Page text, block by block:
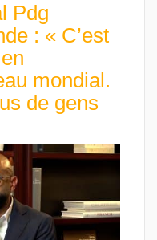
Pdg
: « C’est
mondial.
de gens